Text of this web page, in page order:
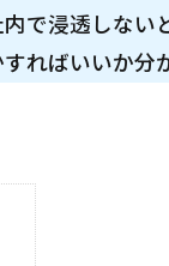
で浸透しない
ればいいか分